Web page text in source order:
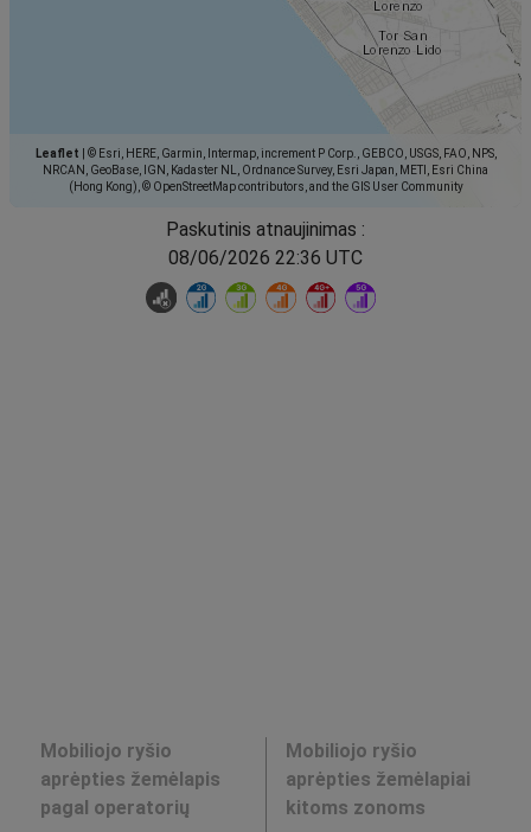
Leaflet
© Esri, HERE, Garmin, Intermap, increment P Corp., GEBCO, USGS, FAO, NPS,
NRCAN, GeoBase, IGN, Kadaster NL, Ordnance Survey, Esri Japan, METI, Esri China
(Hong Kong), © OpenStreetMap contributors, and the GIS User Community
Paskutinis atnaujinimas :
08/06/2026 22:36 UTC
Mobiliojo ryšio
aprėpties žemėlapis
pagal operatorių
Mobiliojo ryšio
aprėpties žemėlapiai
kitoms zonoms